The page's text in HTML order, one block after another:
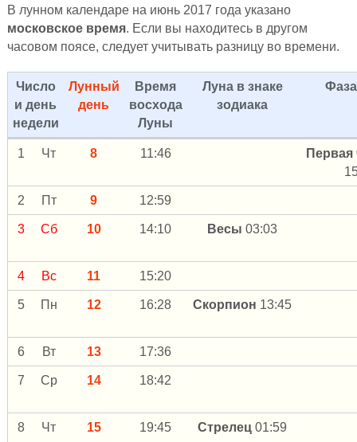
В лунном календаре на июнь 2017 года указано
московское время. Если вы находитесь в другом
часовом поясе, следует учитывать разницу во времени.
Число
и день
недели
Лунный
день
Время
восхода
Луны
Луна в знаке
зодиака
1 Чт 8 11:46
Первая
2 Пт 9 12:59
3 Сб 10 14:10 Весы 03:03
4 Вс 11 15:20
5 Пн 12 16:28 Скорпион 13:45
6 Вт 13 17:36
7 Ср 14 18:42
8 Чт 15 19:45 Стрелец 01:59